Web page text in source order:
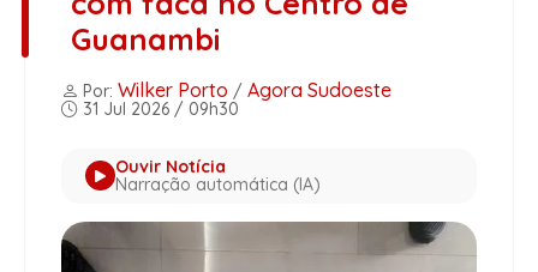
Guanambi
Por: Wilker Porto / Agora Sudoeste
31 Jul 2026 / 09h30
Ouvir Notícia
Narração automática (IA)